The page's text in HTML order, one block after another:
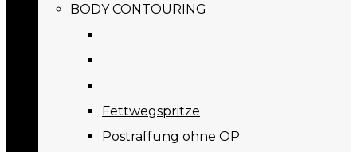
BODY CONTOURING
Fettwegspritze
Postraffung ohne OP